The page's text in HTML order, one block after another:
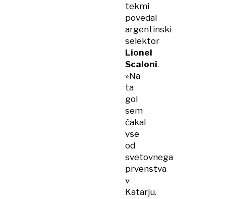
tekmi
povedal
argentinski
selektor
Lionel
Scaloni.
»Na
ta
gol
sem
čakal
vse
od
svetovnega
prvenstva
v
Katarju.